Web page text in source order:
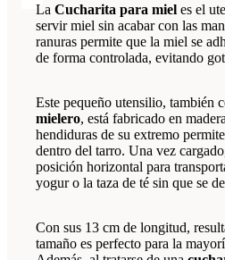
La Cucharita para miel es el
servir miel sin acabar con las
ranuras permite que la miel se
de forma controlada, evitando
Este pequeño utensilio, también
mielero, está fabricado en
hendiduras de su extremo
dentro del tarro. Una vez
posición horizontal para
yogur o la taza de té sin que se
Con sus 13 cm de longitud,
tamaño es perfecto para la